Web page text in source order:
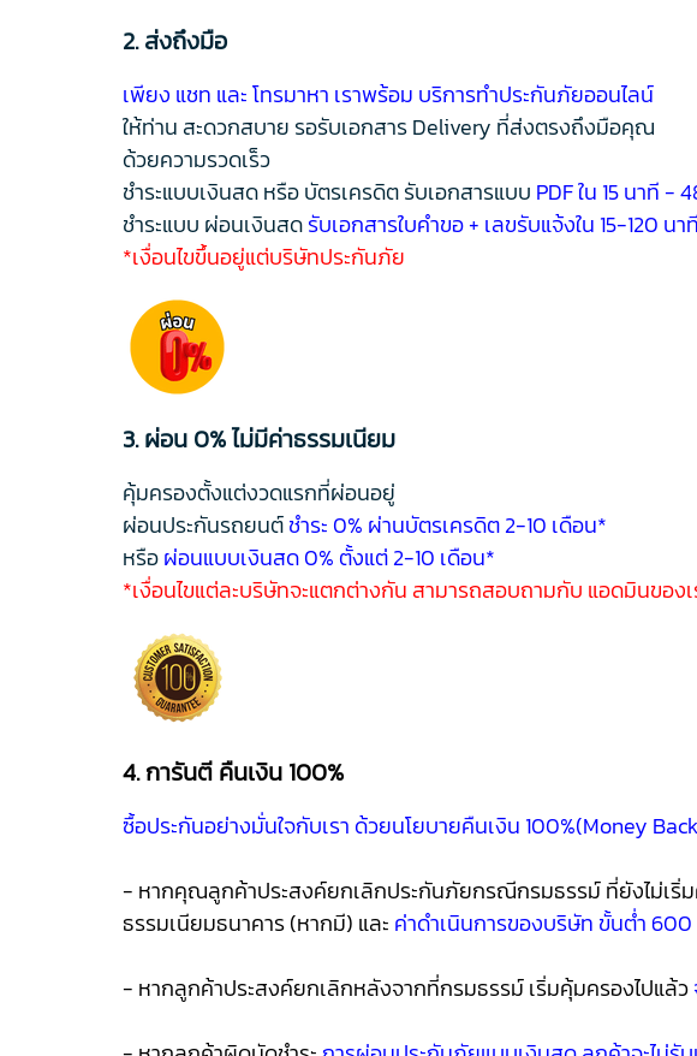
2. ส่งถึงมือ
เพียง แชท และ โทรมาหา เราพร้อม บริการทำประกันภัยออนไลน์
ให้ท่าน สะดวกสบาย รอรับเอกสาร Delivery ที่ส่งตรงถึงมือคุณ
ด้วยความรวดเร็ว
ชำระแบบเงินสด หรือ บัตรเครดิต รับเอกสารแบบ PDF ใน 15 นาที -
ชำระแบบ ผ่อนเงินสดรับเอกสารใบคำขอ + เลขรับแจ้งใน 15-120
*เงื่อนไขขึ้นอยู่แต่บริษัทประกันภัย
3. ผ่อน 0% ไม่มีค่าธรรมเนียม
คุ้มครองตั้งแต่งวดแรกที่ผ่อนอยู่
ผ่อนประกันรถยนต์ชำระ 0% ผ่านบัตรเครดิต 2-10 เดือน*
หรือผ่อนแบบเงินสด 0% ตั้งแต่ 2-10 เดือน*
*เงื่อนไขแต่ละบริษัทจะแตกต่างกัน สามารถสอบถามกับ แอดมินของเ
4. การันตี คืนเงิน 100%
ซื้อประกันอย่างมั่นใจกับเรา ด้วยนโยบายคืนเงิน 100%(Money
- หากคุณลูกค้าประสงค์ยกเลิกประกันภัยกรณีกรมธรรม์ ที่ยังไม่เริ่
ธรรมเนียมธนาคาร (หากมี) และ ค่าดำเนินการของบริษัท ขั้นต่ำ 600
- หากลูกค้าประสงค์ยกเลิกหลังจากที่กรมธรรม์ เริ่มคุ้มครองไปแล้ว